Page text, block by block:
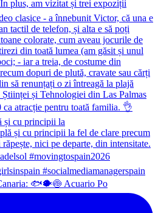
și cu principii la
🐟🐡🍥 Acuario Po